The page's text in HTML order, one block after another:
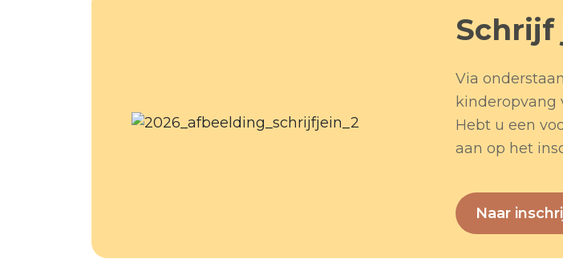
Schrijf
Via
kinderopvang
Hebt u een
aan op het
Naar